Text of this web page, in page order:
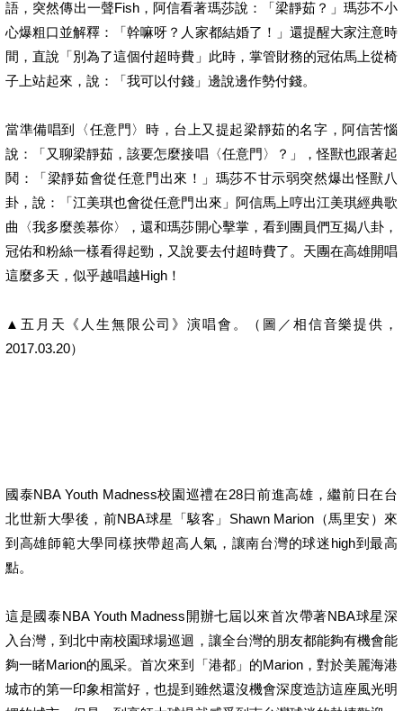
語，突然傳出一聲Fish，阿信看著瑪莎說：「梁靜茹？」瑪莎不小
心爆粗口並解釋：「幹嘛呀？人家都結婚了！」還提醒大家注意時
間，直說「別為了這個付超時費」此時，掌管財務的冠佑馬上從椅
子上站起來，說：「我可以付錢」邊說邊作勢付錢。
當準備唱到〈任意門〉時，台上又提起梁靜茹的名字，阿信苦惱
說：「又聊梁靜茹，該要怎麼接唱〈任意門〉？」，怪獸也跟著起
鬨：「梁靜茹會從任意門出來！」瑪莎不甘示弱突然爆出怪獸八
卦，說：「江美琪也會從任意門出來」阿信馬上哼出江美琪經典歌
曲〈我多麼羨慕你〉，還和瑪莎開心擊掌，看到團員們互揭八卦，
冠佑和粉絲一樣看得起勁，又說要去付超時費了。天團在高雄開唱
這麼多天，似乎越唱越High！
▲五月天《人生無限公司》演唱會。（圖／相信音樂提供，
2017.03.20）
國泰NBA Youth Madness校園巡禮在28日前進高雄，繼前日在台
北世新大學後，前NBA球星「駭客」Shawn Marion（馬里安）來
到高雄師範大學同樣挾帶超高人氣，讓南台灣的球迷high到最高
點。
這是國泰NBA Youth Madness開辦七屆以來首次帶著NBA球星深
入台灣，到北中南校園球場巡迴，讓全台灣的朋友都能夠有機會能
夠一睹Marion的風采。首次來到「港都」的Marion，對於美麗海港
城市的第一印象相當好，也提到雖然還沒機會深度造訪這座風光明